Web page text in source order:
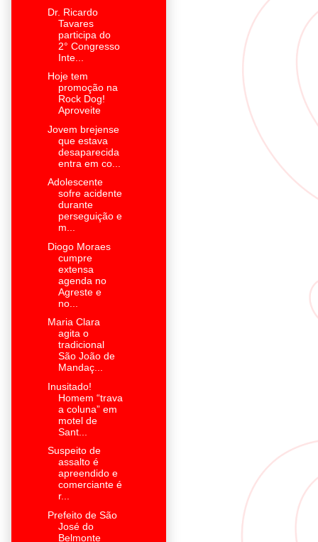
Dr. Ricardo
Tavares
participa do
2° Congresso
Inte...
Hoje tem
promoção na
Rock Dog!
Aproveite
Jovem brejense
que estava
desaparecida
entra em co...
Adolescente
sofre acidente
durante
perseguição e
m...
Diogo Moraes
cumpre
extensa
agenda no
Agreste e
no...
Maria Clara
agita o
tradicional
São João de
Mandaç...
Inusitado!
Homem “trava
a coluna” em
motel de
Sant...
Suspeito de
assalto é
apreendido e
comerciante é
r...
Prefeito de São
José do
Belmonte